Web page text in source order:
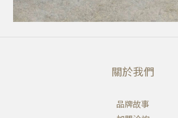
關於我們
品牌故事